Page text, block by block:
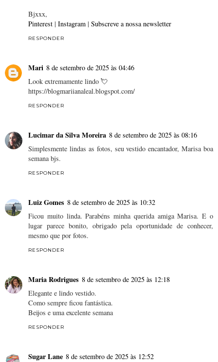
Bjxxx,
Pinterest | Instagram | Subscreve a nossa newsletter
RESPONDER
Mari 8 de setembro de 2025 às 04:46
Look extremamente lindo 💘
https://blogmariianaleal.blogspot.com/
RESPONDER
Lucimar da Silva Moreira 8 de setembro de 2025 às 08:16
Simplesmente lindas as fotos, seu vestido encantador, Marisa boa
semana bjs.
RESPONDER
Luiz Gomes 8 de setembro de 2025 às 10:32
Ficou muito linda. Parabéns minha querida amiga Marisa. E o
lugar parece bonito, obrigado pela oportunidade de conhecer,
mesmo que por fotos.
RESPONDER
Maria Rodrigues 8 de setembro de 2025 às 12:18
Elegante e lindo vestido.
Como sempre ficou fantástica.
Beijos e uma excelente semana
RESPONDER
Sugar Lane 8 de setembro de 2025 às 12:52